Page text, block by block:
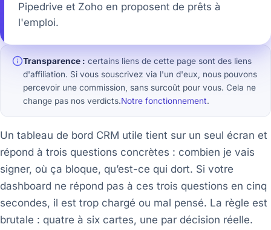
Pipedrive et Zoho en proposent de prêts à
l'emploi.
Transparence : certains liens de cette page sont des liens
d'affiliation. Si vous souscrivez via l'un d'eux, nous pouvons
percevoir une commission, sans surcoût pour vous. Cela ne
change pas nos verdicts.Notre fonctionnement.
Un tableau de bord CRM utile tient sur un seul écran et
répond à trois questions concrètes : combien je vais
signer, où ça bloque, qu’est-ce qui dort. Si votre
dashboard ne répond pas à ces trois questions en cinq
secondes, il est trop chargé ou mal pensé. La règle est
brutale : quatre à six cartes, une par décision réelle.